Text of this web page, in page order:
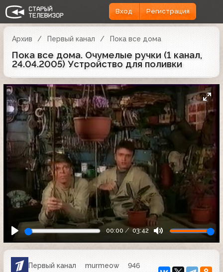
Вход Регистрация
Архив Первый канал Пока все дома
Пока все дома. Очумелые ручки (1 канал,
24.04.2005) Устройство для поливки
00:00 03:42
Первый канал murmeow
946